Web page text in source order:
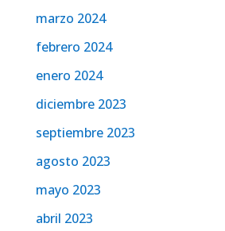
marzo 2024
febrero 2024
enero 2024
diciembre 2023
septiembre 2023
agosto 2023
mayo 2023
abril 2023